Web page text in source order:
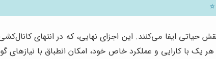
ایفا می‌کنند. این اجزای نهایی، که در انتهای
با کارایی و عملکرد خاص خود، امکان انطباق با نیازهای